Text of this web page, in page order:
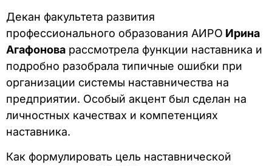
Декан факультета развития
профессионального образования АИРО Ирина
Агафонова рассмотрела функции наставника и
подробно разобрала типичные ошибки при
организации системы наставничества на
предприятии. Особый акцент был сделан на
личностных качествах и компетенциях
наставника.
Как формулировать цель наставнической